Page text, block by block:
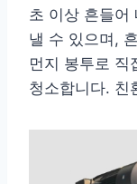
초 이상 흔들어
낼 수 있으며,
먼지 봉투로 직
청소합니다. 친